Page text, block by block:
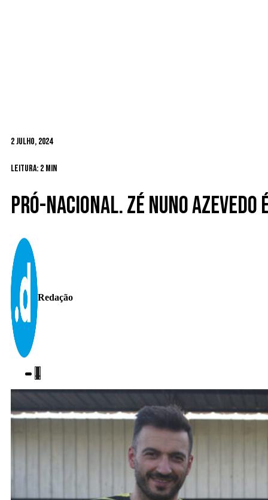
2 Julho, 2024
Leitura: 2 min
Pró-Nacional. Zé Nuno
Redação